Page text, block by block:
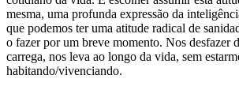
mesma, uma profunda expressão da
que podemos ter uma atitude radical de
o fazer por um breve momento. Nos desfazer
carrega, nos leva ao longo da vida, sem
habitando/vivenciando.